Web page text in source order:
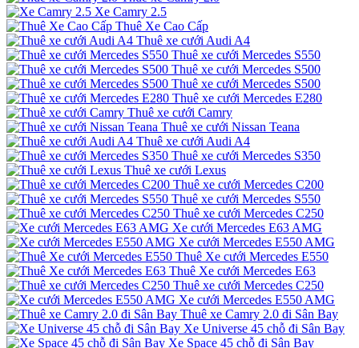
Xe Camry 2.5
Thuê Xe Cao Cấp
Thuê xe cưới Audi A4
Thuê xe cưới Mercedes S550
Thuê xe cưới Mercedes S500
Thuê xe cưới Mercedes S500
Thuê xe cưới Mercedes E280
Thuê xe cưới Camry
Thuê xe cưới Nissan Teana
Thuê xe cưới Audi A4
Thuê xe cưới Mercedes S350
Thuê xe cưới Lexus
Thuê xe cưới Mercedes C200
Thuê xe cưới Mercedes S550
Thuê xe cưới Mercedes C250
Xe cưới Mercedes E63 AMG
Xe cưới Mercedes E550 AMG
Thuê Xe cưới Mercedes E550
Thuê Xe cưới Mercedes E63
Thuê xe cưới Mercedes C250
Xe cưới Mercedes E550 AMG
Thuê xe Camry 2.0 đi Sân Bay
Xe Universe 45 chỗ đi Sân Bay
Xe Space 45 chỗ đi Sân Bay